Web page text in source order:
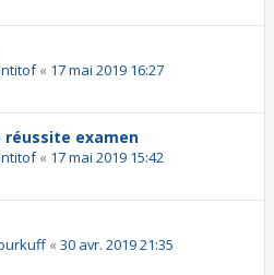
« 17 mai 2019 16:27
examen
« 17 mai 2019 15:42
« 30 avr. 2019 21:35